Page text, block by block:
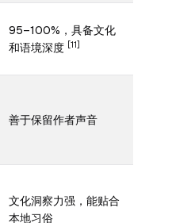
95–100%，具备文化
和语境深度 [11]
善于保留作者声音
文化洞察力强，能贴合
本地习俗